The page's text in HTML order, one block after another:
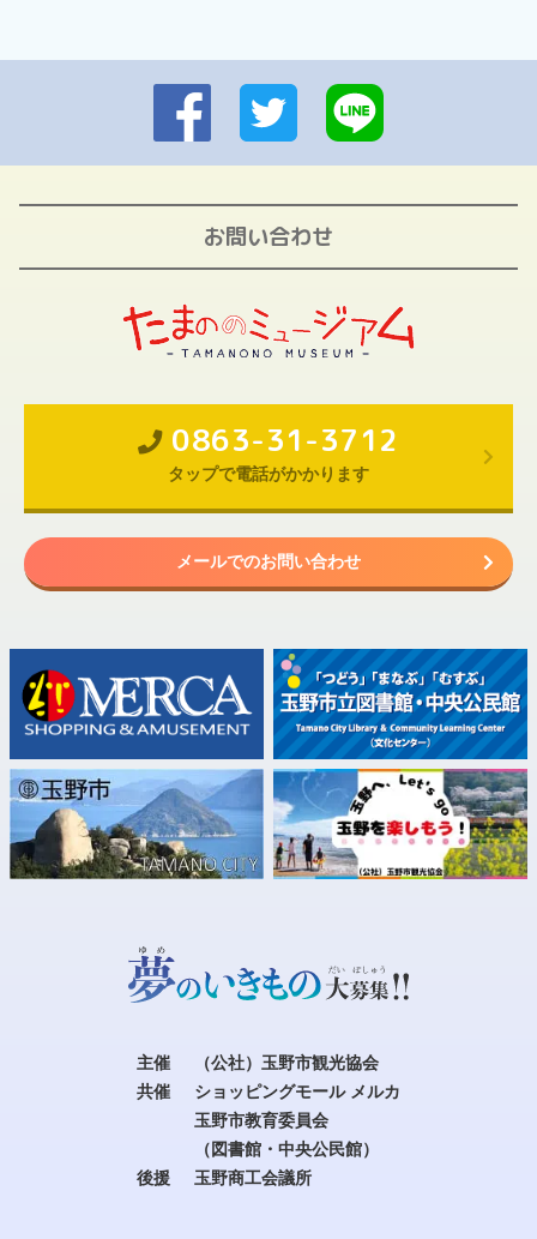
お問い合わせ
0863-31-3712
タップで電話がかかります
メールでのお問い合わせ
主催
（公社）玉野市観光協会
共催
ショッピングモール メルカ
玉野市教育委員会
（図書館・中央公民館）
後援
玉野商工会議所